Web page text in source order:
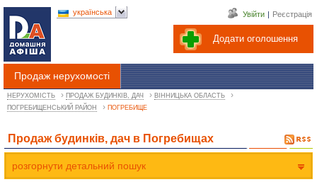
Додати оголошення
Увійти | Реєстрація
Продаж нерухомості
українська
НЕРУХОМІСТЬ › ПРОДАЖ БУДИНКІВ, ДАЧ › ВІННИЦЬКА ОБЛАСТЬ ›
ПОГРЕБИЩЕНСЬКИЙ РАЙОН › ПОГРЕБИЩЕ
Продаж будинків, дач в Погребищах
розгорнути детальний пошук